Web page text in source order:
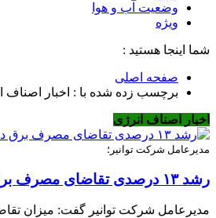
وضعیت آب و هوا
ویژه
شما اینجا هستید :
صفحه اصلی
برچسب زده شده با : اخبار اصناف
اخبار اصناف انرژی
مدیرعامل شرکت توانیر؛
رشد ۱۳ درصدی تقاضای مصرف برق در کشور
مدیرعامل شرکت توانیر گفت: میزان